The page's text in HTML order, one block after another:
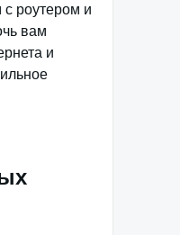
роутером и
вам
и